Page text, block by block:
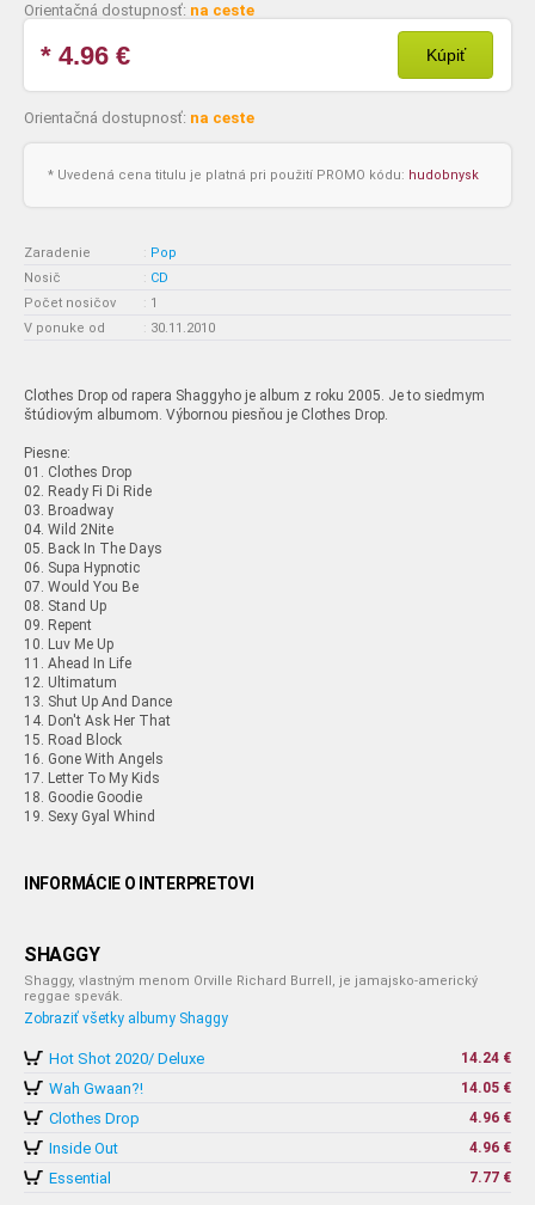
Orientačná dostupnosť: na ceste
* 4.96 € Kúpiť
Orientačná dostupnosť: na ceste
* Uvedená cena titulu je platná pri použití PROMO kódu: hudobnysk
Zaradenie : Pop
Nosič
: CD
Počet nosičov
: 1
V ponuke od
: 30.11.2010
Clothes Drop od rapera Shaggyho je album z roku 2005. Je to siedmym
štúdiovým albumom. Výbornou piesňou je Clothes Drop.
Piesne:
01. Clothes Drop
02. Ready Fi Di Ride
03. Broadway
04. Wild 2Nite
05. Back In The Days
06. Supa Hypnotic
07. Would You Be
08. Stand Up
09. Repent
10. Luv Me Up
11. Ahead In Life
12. Ultimatum
13. Shut Up And Dance
14. Don't Ask Her That
15. Road Block
16. Gone With Angels
17. Letter To My Kids
18. Goodie Goodie
19. Sexy Gyal Whind
INFORMÁCIE O INTERPRETOVI
SHAGGY
Shaggy, vlastným menom Orville Richard Burrell, je jamajsko-americký
reggae spevák.
Zobraziť všetky albumy Shaggy
Hot Shot 2020/ Deluxe 14.24 €
Wah Gwaan?! 14.05 €
Clothes Drop 4.96 €
Inside Out 4.96 €
Essential 7.77 €